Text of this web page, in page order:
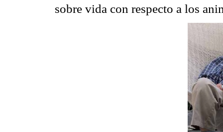
sobre vida con respecto a los